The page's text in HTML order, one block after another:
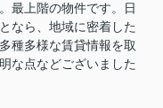
最上階の物件です。日
なら、地域に密着した
種多様な賃貸情報を取
な点などございました